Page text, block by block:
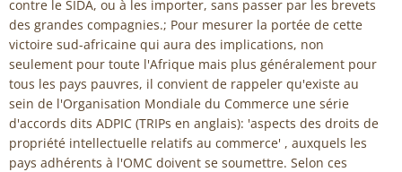
contre le SIDA, ou à les importer, sans passer par les brevets
des grandes compagnies.; Pour mesurer la portée de cette
victoire sud-africaine qui aura des implications, non
seulement pour toute l'Afrique mais plus généralement pour
tous les pays pauvres, il convient de rappeler qu'existe au
sein de l'Organisation Mondiale du Commerce une série
d'accords dits ADPIC (TRIPs en anglais): 'aspects des droits de
propriété intellectuelle relatifs au commerce' , auxquels les
pays adhérents à l'OMC doivent se soumettre. Selon ces